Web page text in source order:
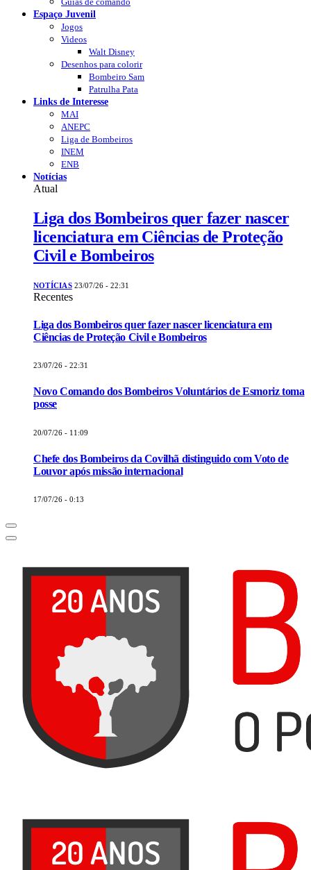
Espaço Juvenil
Jogos
Videos
Walt Disney
Desenhos para colorir
Bombeiro Sam
Patrulha Pata
Links de Interesse
MAI
ANEPC
Liga de Bombeiros
INEM
ENB
Notícias
Atual
Liga dos Bombeiros quer fazer nascer
licenciatura em Ciências de Proteção
Civil e Bombeiros
NOTÍCIAS 23/07/26 - 22:31
Recentes
Liga dos Bombeiros quer fazer nascer licenciatura em
Ciências de Proteção Civil e Bombeiros
23/07/26 - 22:31
Novo Comando dos Bombeiros Voluntários de Esmoriz toma
posse
20/07/26 - 11:09
Chefe dos Bombeiros da Covilhã distinguido com Voto de
Louvor após missão internacional
17/07/26 - 0:13